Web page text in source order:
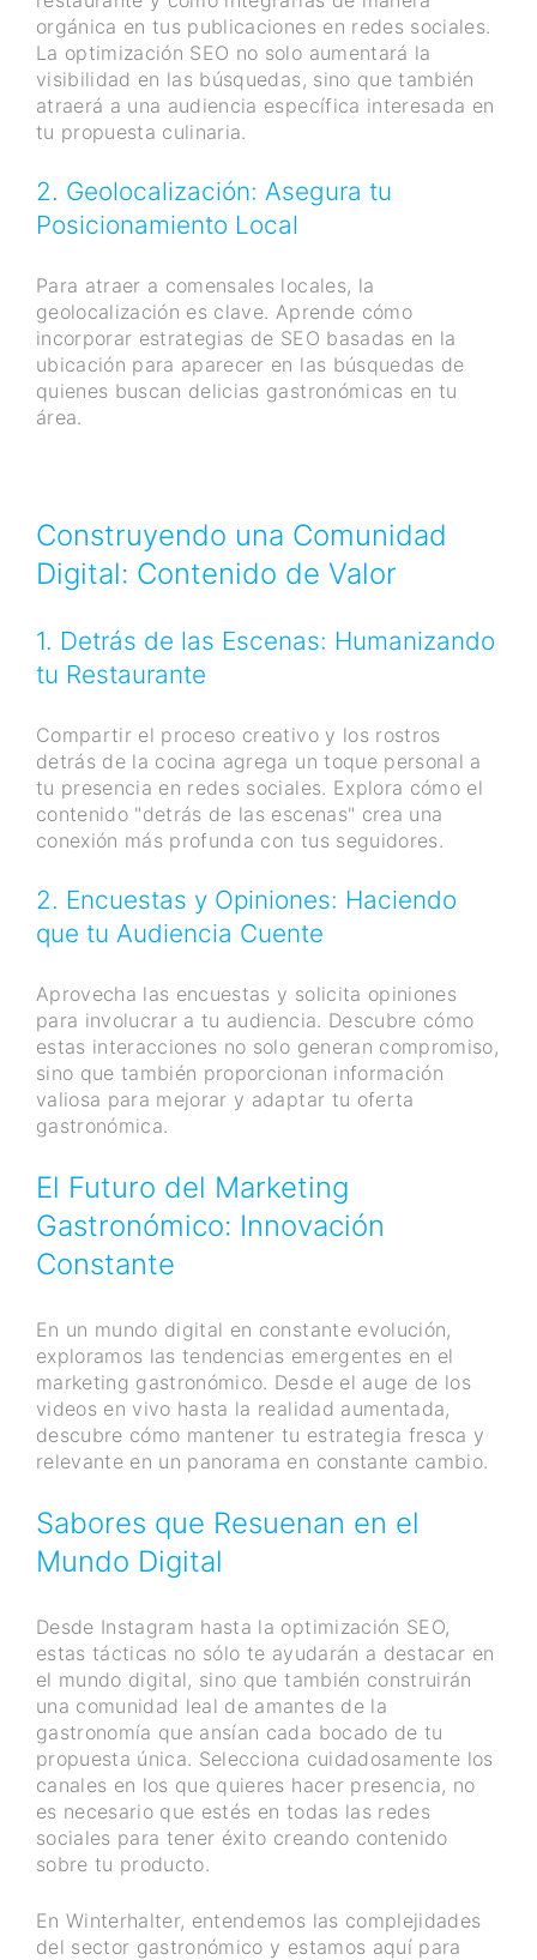
orgánica en tus publicaciones en redes sociales.
La optimización SEO no solo aumentará la
visibilidad en las búsquedas, sino que también
atraerá a una audiencia específica interesada en
tu propuesta culinaria.
2. Geolocalización: Asegura tu
Posicionamiento Local
Para atraer a comensales locales, la
geolocalización es clave. Aprende cómo
incorporar estrategias de SEO basadas en la
ubicación para aparecer en las búsquedas de
quienes buscan delicias gastronómicas en tu
área.
Construyendo una Comunidad
Digital: Contenido de Valor
1. Detrás de las Escenas: Humanizando
tu Restaurante
Compartir el proceso creativo y los rostros
detrás de la cocina agrega un toque personal a
tu presencia en redes sociales. Explora cómo el
contenido "detrás de las escenas" crea una
conexión más profunda con tus seguidores.
2. Encuestas y Opiniones: Haciendo
que tu Audiencia Cuente
Aprovecha las encuestas y solicita opiniones
para involucrar a tu audiencia. Descubre cómo
estas interacciones no solo generan compromiso,
sino que también proporcionan información
valiosa para mejorar y adaptar tu oferta
gastronómica.
El Futuro del Marketing
Gastronómico: Innovación
Constante
En un mundo digital en constante evolución,
exploramos las tendencias emergentes en el
marketing gastronómico. Desde el auge de los
videos en vivo hasta la realidad aumentada,
descubre cómo mantener tu estrategia fresca y
relevante en un panorama en constante cambio.
Sabores que Resuenan en el
Mundo Digital
Desde Instagram hasta la optimización SEO,
estas tácticas no sólo te ayudarán a destacar en
el mundo digital, sino que también construirán
una comunidad leal de amantes de la
gastronomía que ansían cada bocado de tu
propuesta única. Selecciona cuidadosamente los
canales en los que quieres hacer presencia, no
es necesario que estés en todas las redes
sociales para tener éxito creando contenido
sobre tu producto.
En Winterhalter, entendemos las complejidades
del sector gastronómico y estamos aquí para